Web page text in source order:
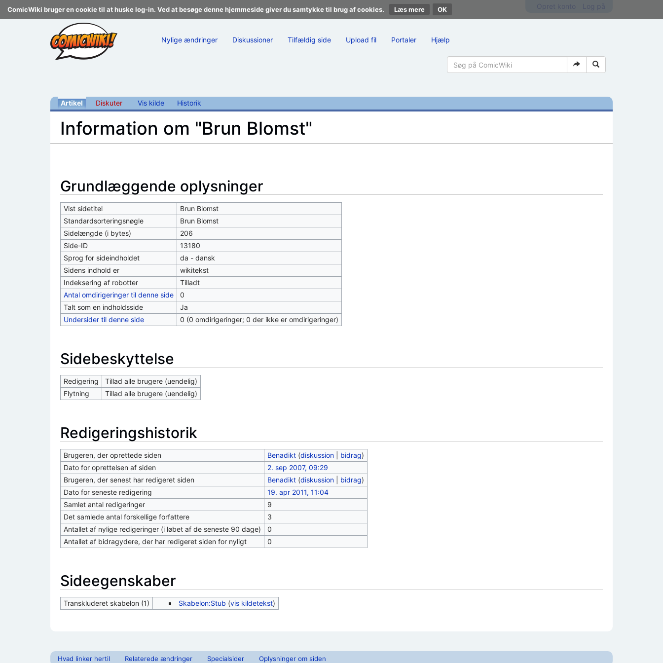
ComicWiki bruger en cookie til at huske log-in. Ved at besøge denne hjemmeside giver du samtykke til brug af cookies. Læs mere
Nylige ændringer Diskussioner Tilfældig side Upload fil Portaler Hjælp
Artikel Diskuter Vis kilde Historik
Information om "Brun Blomst"
Grundlæggende oplysninger
Vist sidetitel
Brun Blomst
Standardsorteringsnøgle
Brun Blomst
Sidelængde (i bytes)
206
Side-ID
13180
Sprog for sideindholdet
da - dansk
Sidens indhold er
wikitekst
Indeksering af robotter
Tilladt
Antal omdirigeringer til denne side
0
Talt som en indholdsside
Ja
Undersider til denne side
0 (0 omdirigeringer; 0 der ikke er omdirigeringer)
Sidebeskyttelse
Redigering
Tillad alle brugere (uendelig)
Flytning
Tillad alle brugere (uendelig)
Redigeringshistorik
Brugeren, der oprettede siden Benadikt (diskussion| bidrag)
Dato for oprettelsen af siden
2. sep 2007, 09:29
Brugeren, der senest har redigeret siden
Benadikt (diskussion| bidrag)
Dato for seneste redigering
19. apr 2011, 11:04
Samlet antal redigeringer
9
Det samlede antal forskellige forfattere
3
Antallet af nylige redigeringer (i løbet af de seneste 90 dage)
0
Antallet af bidragydere, der har redigeret siden for nyligt
0
Sideegenskaber
Transkluderet skabelon (1) Skabelon:Stub (vis kildetekst)
Hvad linker hertil Relaterede ændringer Specialsider Oplysninger om siden